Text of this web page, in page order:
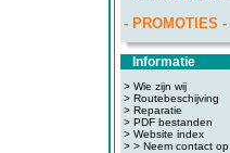
- PROMOTIES -
Informatie
> Wie zijn wij
> Routebeschijving
> Reparatie
> PDF bestanden
> Website index
> > Neem contact op